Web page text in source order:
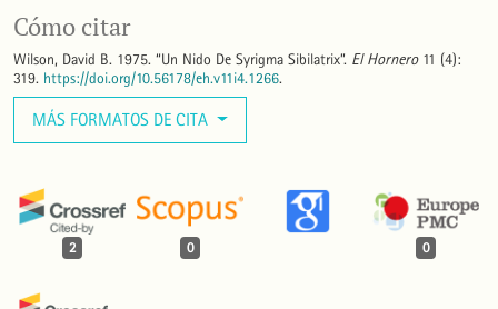
Cómo citar
Wilson, David B. 1975. “Un Nido De Syrigma Sibilatrix”. El Hornero11 (4):
319. https://doi.org/10.56178/eh.v11i4.1266.
MÁS FORMATOS DE CITA
2 0 0